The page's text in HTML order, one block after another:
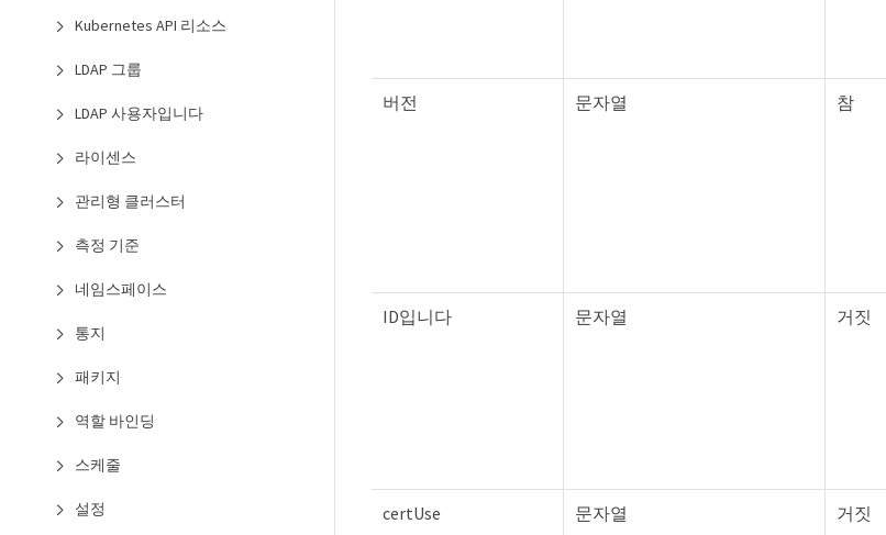
Kubernetes API 리소스
LDAP 그룹
LDAP 사용자입니다
라이센스
관리형 클러스터
측정 기준
네임스페이스
통지
패키지
역할 바인딩
스케줄
설정
버전 문자열 참
ID입니다 문자열 거짓
certUse 문자열 거짓